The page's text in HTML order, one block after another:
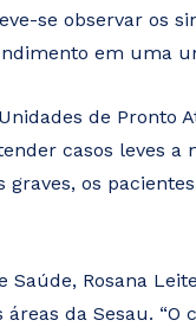
se observar os
em uma
de Pronto
casos leves
graves, os
Rosana
da Sesau.